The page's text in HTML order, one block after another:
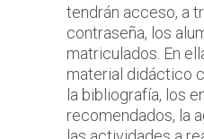
tendrán acceso, a
contraseña, los
matriculados. En
material didáctico
la bibliografía, los
recomendados, la